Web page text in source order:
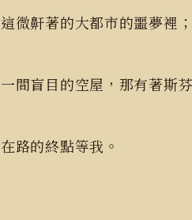
這微鼾著的大都市的噩夢裡；
一間盲目的空屋，那有著斯
在路的終點等我。